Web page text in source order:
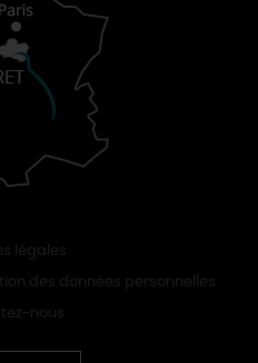
légales
des données personnelles
nous